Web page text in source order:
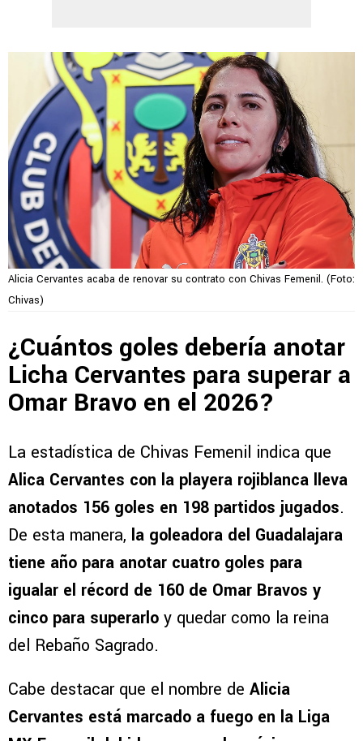
Alicia Cervantes acaba de renovar su contrato con Chivas Femenil. (Foto:
Chivas)
¿Cuántos goles debería anotar
Licha Cervantes para superar a
Omar Bravo en el 2026?
La estadística de Chivas Femenil indica que
Alica Cervantes con la playera rojiblanca lleva
anotados 156 goles en 198 partidos jugados.
De esta manera, la goleadora del Guadalajara
tiene año para anotar cuatro goles para
igualar el récord de 160 de Omar Bravos y
cinco para superarlo y quedar como la reina
del Rebaño Sagrado.
Cabe destacar que el nombre de Alicia
Cervantes está marcado a fuego en la Liga